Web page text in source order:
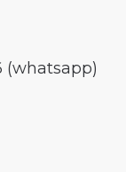
(whatsapp)